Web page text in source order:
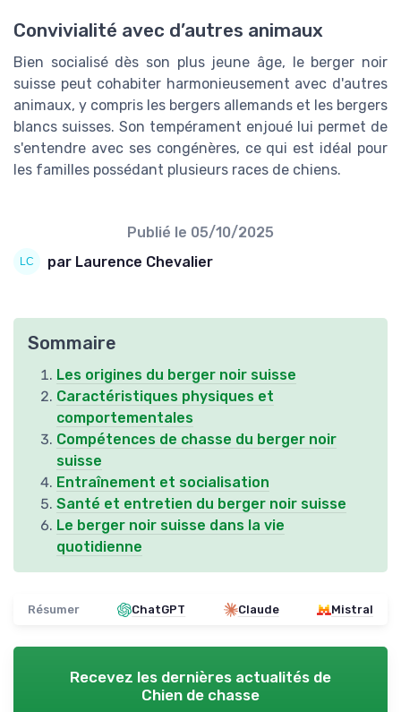
Convivialité avec d’autres animaux
Bien socialisé dès son plus jeune âge, le berger noir
suisse peut cohabiter harmonieusement avec d'autres
animaux, y compris les bergers allemands et les bergers
blancs suisses. Son tempérament enjoué lui permet de
s'entendre avec ses congénères, ce qui est idéal pour
les familles possédant plusieurs races de chiens.
Publié le 05/10/2025
par Laurence Chevalier
Sommaire
Les origines du berger noir suisse
Caractéristiques physiques et
comportementales
Compétences de chasse du berger noir
suisse
Entraînement et socialisation
Santé et entretien du berger noir suisse
Le berger noir suisse dans la vie
quotidienne
Résumer ChatGPT Claude Mistral
Recevez les dernières actualités de
Chien de chasse